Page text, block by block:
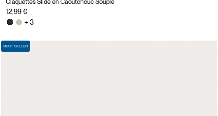
Claquettes Slide en Caoutchouc Souple
12,99 €
+ 3
BEST SELLER